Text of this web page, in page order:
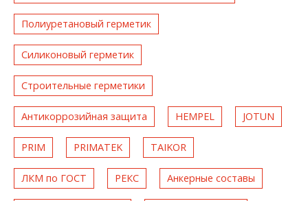
Полиуретановый герметик
Силиконовый герметик
Строительные герметики
Антикоррозийная защита HEMPEL JOTUN
PRIM PRIMATEK TAIKOR
ЛКМ по ГОСТ РЕКС Анкерные составы